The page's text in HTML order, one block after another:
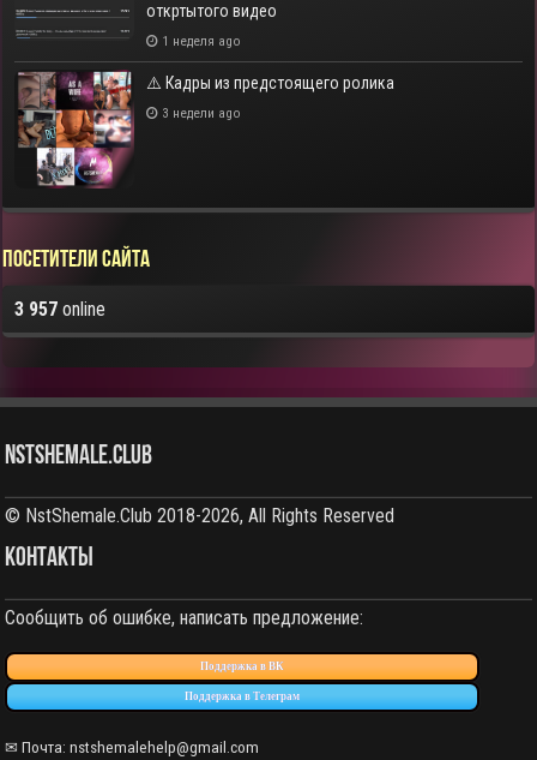
откртытого видео
1 неделя ago
⚠️ Кадры из предстоящего ролика
3 недели ago
Посетители сайта
3 957 online
NstShemale.Club
© NstShemale.Club 2018-2026, All Rights Reserved
КОНТАКТЫ
Сообщить об ошибке, написать предложение:
Поддержка в ВК
Поддержка в Телеграм
✉ Почта: nstshemalehelp@gmail.com